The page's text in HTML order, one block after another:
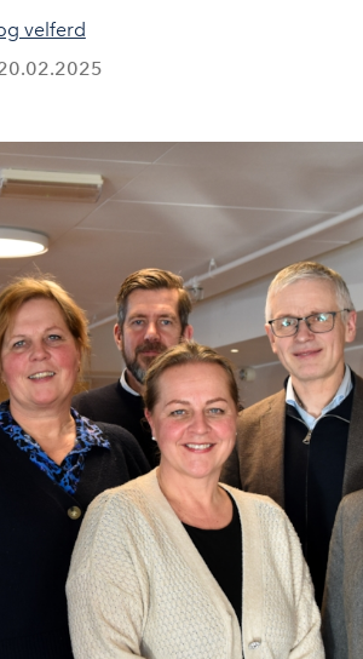
velferd